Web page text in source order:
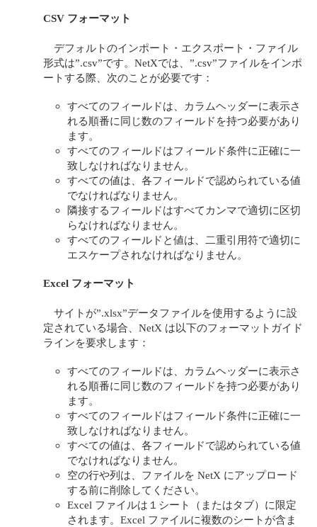
CSV フォーマット
デフォルトのインポート・エクスポート・ファイル
形式は”.csv”です。NetXでは、”.csv”ファイルをインポ
ートする際、次のことが必要です：
すべてのフィールドは、カラムヘッダーに表示さ
れる順番に同じ数のフィールドを持つ必要があり
ます。
すべてのフィールドはフィールド条件に正確に一
致しなければなりません。
すべての値は、各フィールドで認められている値
でなければなりません。
隣接するフィールドはすべてカンマで適切に区切
らなければなりません。
すべてのフィールドと値は、二重引用符で適切に
エスケープされなければなりません。
Excel フォーマット
サイトが”.xlsx”データファイルを使用するように設
定されている場合、NetX は以下のフォーマットガイド
ラインを要求します：
すべてのフィールドは、カラムヘッダーに表示さ
れる順番に同じ数のフィールドを持つ必要があり
ます。
すべてのフィールドはフィールド条件に正確に一
致しなければなりません。
すべての値は、各フィールドで認められている値
でなければなりません。
空の行や列は、ファイルを NetX にアップロード
する前に削除してください。
Excel ファイルは１シート（またはタブ）に限定
されます。Excel ファイルに複数のシートが含ま